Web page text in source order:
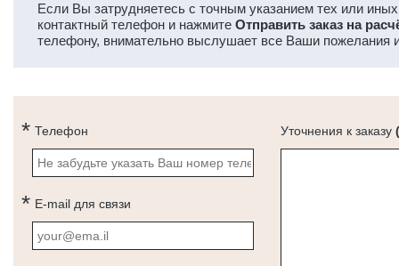
Если Вы затрудняетесь с точным указанием тех или
контактный телефон и нажмите Отправить заказ на
телефону, внимательно выслушает все Ваши пожелания
Телефон
E-mail для связи
Уточнения к заказу